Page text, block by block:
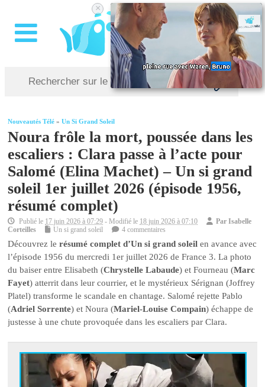
Nouveautés Télé »Un Si Grand Soleil
Noura frôle la mort, poussée dans les
escaliers : Clara passe à l’acte pour
Salomé (Elina Machet) – Un si grand
soleil 1er juillet 2026 (épisode 1956,
résumé complet)
Publié le 17 juin 2026 à 07:29 - Modifié le 18 juin 2026 à 07:10 ParIsabelle
Corteilles
Un si grand soleil 4 commentaires
Découvrez lerésumé complet d’Un si grand soleilen avance avec
l’épisode 1956 du mercredi 1er juillet 2026 de France 3. La photo
du baiser entre Elisabeth (Chrystelle Labaude) et Fourneau (Marc
Fayet) atterrit dans leur courrier, et le mystérieux Sérignan (Joffrey
Platel) transforme le scandale en chantage. Salomé rejette Pablo
(Adriel Sorrente) et Noura (Mariel-Louise Compain) échappe de
justesse à une chute provoquée dans les escaliers par Clara.
×